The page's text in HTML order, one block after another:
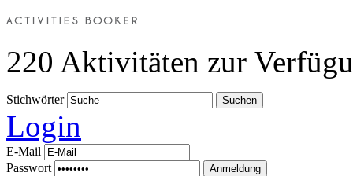
220 Aktivitäten zur
Stichwörter Suchen
Login
E-Mail
Passwort
Anmeldung